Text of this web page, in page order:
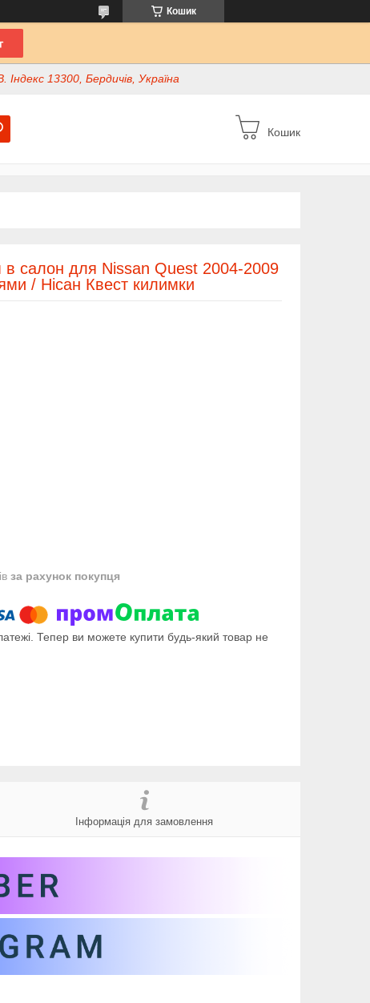
Кошик
13300, Бердичів, Україна
Кошик
в салон для Nissan Quest 2004-2009
/ Нісан Квест килимки
за рахунок покупця
Тепер ви можете купити будь-який товар не
Інформація для замовлення